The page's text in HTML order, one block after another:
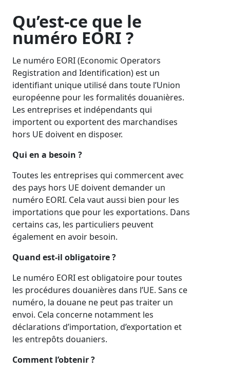
Qu’est-ce que le
numéro EORI ?
Le numéro EORI (Economic Operators
Registration and Identification) est un
identifiant unique utilisé dans toute l’Union
européenne pour les formalités douanières.
Les entreprises et indépendants qui
importent ou exportent des marchandises
hors UE doivent en disposer.
Qui en a besoin ?
Toutes les entreprises qui commercent avec
des pays hors UE doivent demander un
numéro EORI. Cela vaut aussi bien pour les
importations que pour les exportations. Dans
certains cas, les particuliers peuvent
également en avoir besoin.
Quand est-il obligatoire ?
Le numéro EORI est obligatoire pour toutes
les procédures douanières dans l’UE. Sans ce
numéro, la douane ne peut pas traiter un
envoi. Cela concerne notamment les
déclarations d’importation, d’exportation et
les entrepôts douaniers.
Comment l’obtenir ?